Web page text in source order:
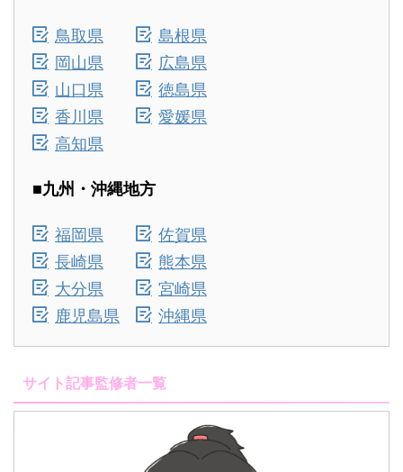
鳥取県
島根県
岡山県
広島県
山口県
徳島県
香川県
愛媛県
高知県
■九州・沖縄地方
福岡県
佐賀県
長崎県
熊本県
大分県
宮崎県
鹿児島県
沖縄県
サイト記事監修者一覧